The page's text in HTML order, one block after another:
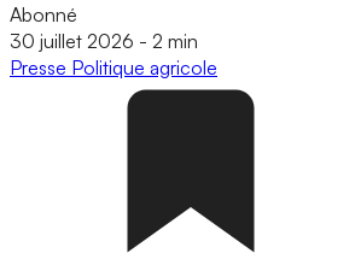
Abonné
30 juillet 2026 - 2 min
Presse Politique agricole